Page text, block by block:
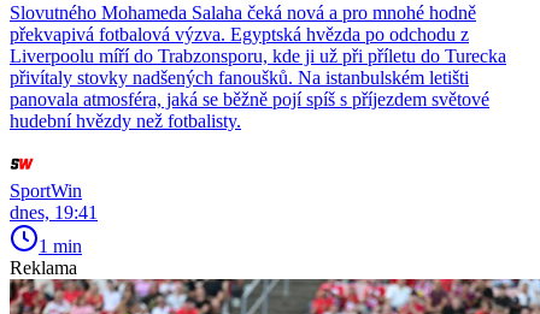
Slovutného Mohameda Salaha čeká nová a pro mnohé hodně
překvapivá fotbalová výzva. Egyptská hvězda po odchodu z
Liverpoolu míří do Trabzonsporu, kde ji už při příletu do Turecka
přivítaly stovky nadšených fanoušků. Na istanbulském letišti
panovala atmosféra, jaká se běžně pojí spíš s příjezdem světové
hudební hvězdy než fotbalisty.
SportWin
dnes, 19:41
1 min
Reklama